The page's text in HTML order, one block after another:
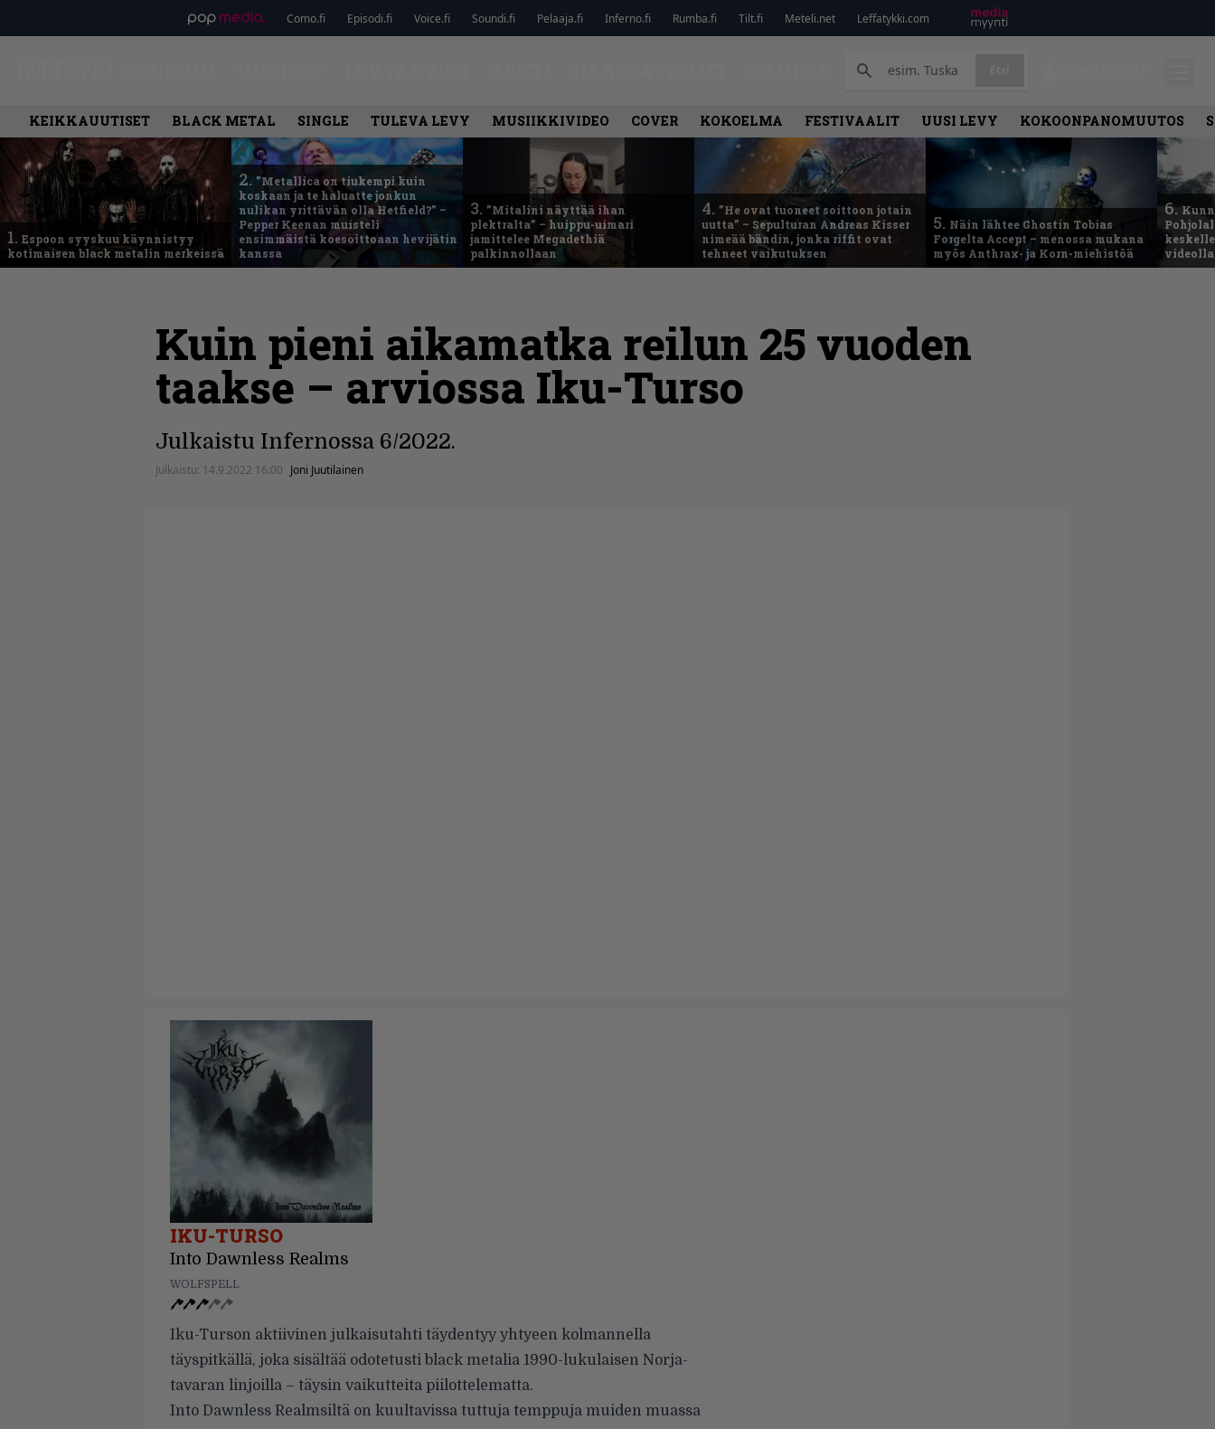
Como.fi Episodi.fi Voice.fi Soundi.fi Pelaaja.fi Inferno.fi Rumba.fi Tilt.fi Meteli.net Leffatykki.com
KEIKKAUUTISET BLACK METAL SINGLE TULEVA LEVY MUSIIKKIVIDEO COVER KOKOELMA FESTIVAALIT UUSI LEVY KOKOONPANOMUUTOS
1. Espoon syyskuu käynnistyy
kotimaisen black metalin merkeissä
2. ”Metallica on tiukempi kuin
koskaan ja te haluatte jonkun
nulikan yrittävän olla Hetfield?” –
Pepper Keenan muisteli
ensimmäistä koesoittoaan hevijätin
kanssa
3. ”Mitalini näyttää ihan
plektralta” – huippu-uimari
jamittelee Megadethiä
palkinnollaan
4. ”He ovat tuoneet soittoon jotain
uutta” – Sepulturan Andreas Kisser
nimeää bändin, jonka riffit ovat
tehneet vaikutuksen
5. Näin lähtee Ghostin Tobias
Forgelta Accept – menossa mukana
myös Anthrax- ja Korn-miehistöä
6.
Kuin pieni aikamatka reilun 25 vuoden
taakse – arviossa Iku-Turso
Julkaistu Infernossa 6/2022.
Julkaistu: 14.9.2022 16:00 Joni Juutilainen
IKU-TURSO
Into Dawnless Realms
WOLFSPELL
Iku-Turson aktiivinen julkaisutahti täydentyy yhtyeen kolmannella
täyspitkällä, joka sisältää odotetusti black metalia 1990-lukulaisen Norja-
tavaran linjoilla – täysin vaikutteita piilottelematta.
Into Dawnless Realmsiltä on kuultavissa tuttuja temppuja muiden muassa